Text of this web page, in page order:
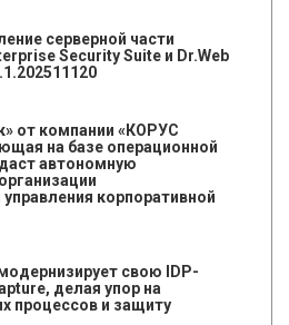
серверной части
Security Suite и Dr.Web
от компании «КОРУС
на базе операционной
автономную
корпоративной
свою IDP-
делая упор на
процессов и защиту